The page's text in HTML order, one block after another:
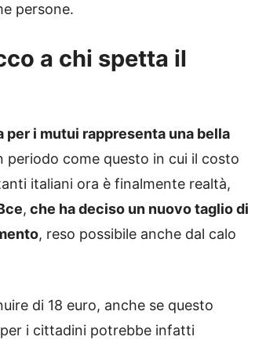
persone.
a chi spetta il
per i mutui rappresenta una bella
periodo come questo in cui il costo
italiani ora è finalmente realtà,
, che ha deciso un nuovo taglio di
, reso possibile anche dal calo
di 18 euro, anche se questo
i cittadini potrebbe infatti